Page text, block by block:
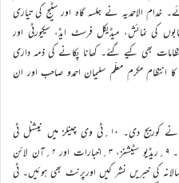
الاحمدیہ نے جلسہ گاہ اور سٹیج کی تیاری
کی نمائش، میڈیکل فرسٹ ایڈ، سیکیورٹی اور
بھی کیے گئے۔ کھانا پکانے کی ذمہ داری
کا انتظام مکرم معلّم سلیمان احمدو صاحب اور ان
کیمرون جلسہ سالانہ ۲۰۲۶ء کو۲۴؍میڈیا ہاؤسز نے کوریج دی۔ ۱۰؍ٹی وی چینلز میں نیشنل ٹی
وی ( CRTV)، کیمرون ٹی وی بھی شامل ہے۔ ۹؍ریڈیو سٹیشنز، ۳؍اخبارات اور ۲؍آن لائن
کی خبریں نشر کیں اورپرنٹ بھی ہوئیں۔ ٹی